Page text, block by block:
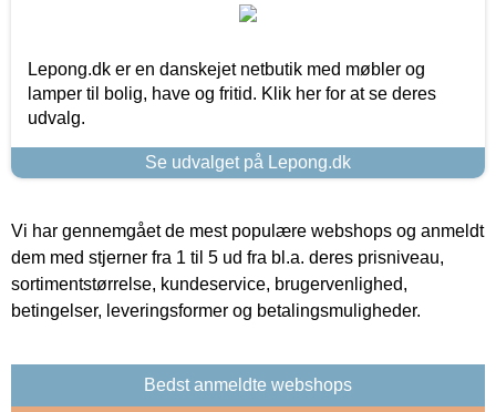
Lepong.dk er en danskejet netbutik med møbler og
lamper til bolig, have og fritid. Klik her for at se deres
udvalg.
Se udvalget på Lepong.dk
Vi har gennemgået de mest populære webshops og anmeldt
dem med stjerner fra 1 til 5 ud fra bl.a. deres prisniveau,
sortimentstørrelse, kundeservice, brugervenlighed,
betingelser, leveringsformer og betalingsmuligheder.
Bedst anmeldte webshops